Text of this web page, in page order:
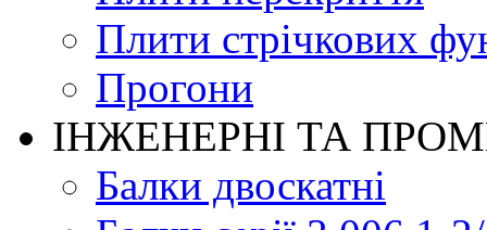
Плити стрічкових
Прогони
ІНЖЕНЕРНІ ТА
Балки двоскатні